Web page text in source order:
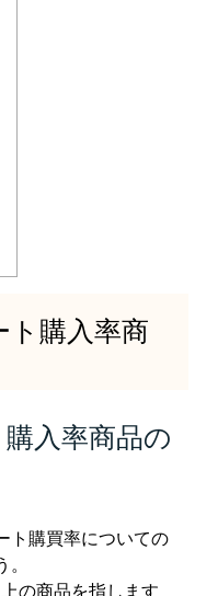
ト購入率商
入率商品の
ト購買率についての
の商品を指します